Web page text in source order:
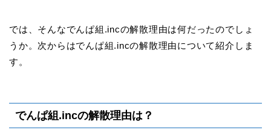
では、そんなでんぱ組.incの解散理由は何だったのでしょ
うか。次からはでんぱ組.incの解散理由について紹介しま
す。
でんぱ組.incの解散理由は？